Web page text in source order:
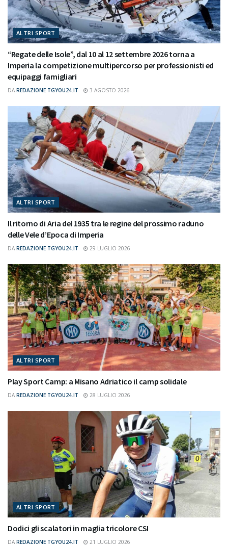
ALTRI SPORT
“Regate delle Isole”, dal 10 al 12 settembre 2026 torna a
Imperia la competizione multipercorso per professionisti ed
equipaggi famigliari
DA REDAZIONE TGYOU24.IT 3 AGOSTO 2026
ALTRI SPORT
Il ritorno di Aria del 1935 tra le regine del prossimo raduno
delle Vele d’Epoca di Imperia
DA REDAZIONE TGYOU24.IT 29 LUGLIO 2026
ALTRI SPORT
Play Sport Camp: a Misano Adriatico il camp solidale
DA REDAZIONE TGYOU24.IT 28 LUGLIO 2026
ALTRI SPORT
Dodici gli scalatori in maglia tricolore CSI
DA REDAZIONE TGYOU24.IT 21 LUGLIO 2026